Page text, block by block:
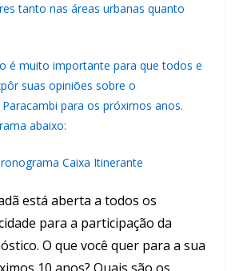
tanto nas áreas urbanas quanto
é muito importante para que todos e
suas opiniões sobre o
para os próximos anos.
abaixo:
Caixa Itinerante
está aberta a todos os
para a participação da
O que você quer para a sua